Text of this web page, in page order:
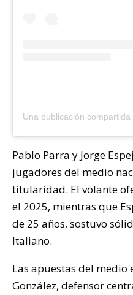
Pablo Parra y Jorge
jugadores del medio
titularidad. El volante
el 2025, mientras que
de 25 años, sostuvo
Italiano.
Las apuestas del medio
González, defensor